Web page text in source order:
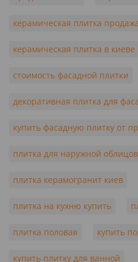
керамическая плитка
керамическая плитка в киеве
стоимость фасадной плитки
декоративная плитка для
купить фасадную плитку от
плитка для наружной
плитка керамогранит киев
плитка на кухню купить
плитка половая купить
купить плитку для ванной